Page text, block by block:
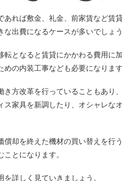
あれば敷金、礼金、前家賃など賃
出費になるケースが多いでしょう
転となると賃貸にかかわる費用に
めの内装工事なども必要になります
き方改革を行っていることもあり
ス家具を新調したり、オシャレな
償却を終えた機材の買い替えを行
とになります。
詳しく見ていきましょう。